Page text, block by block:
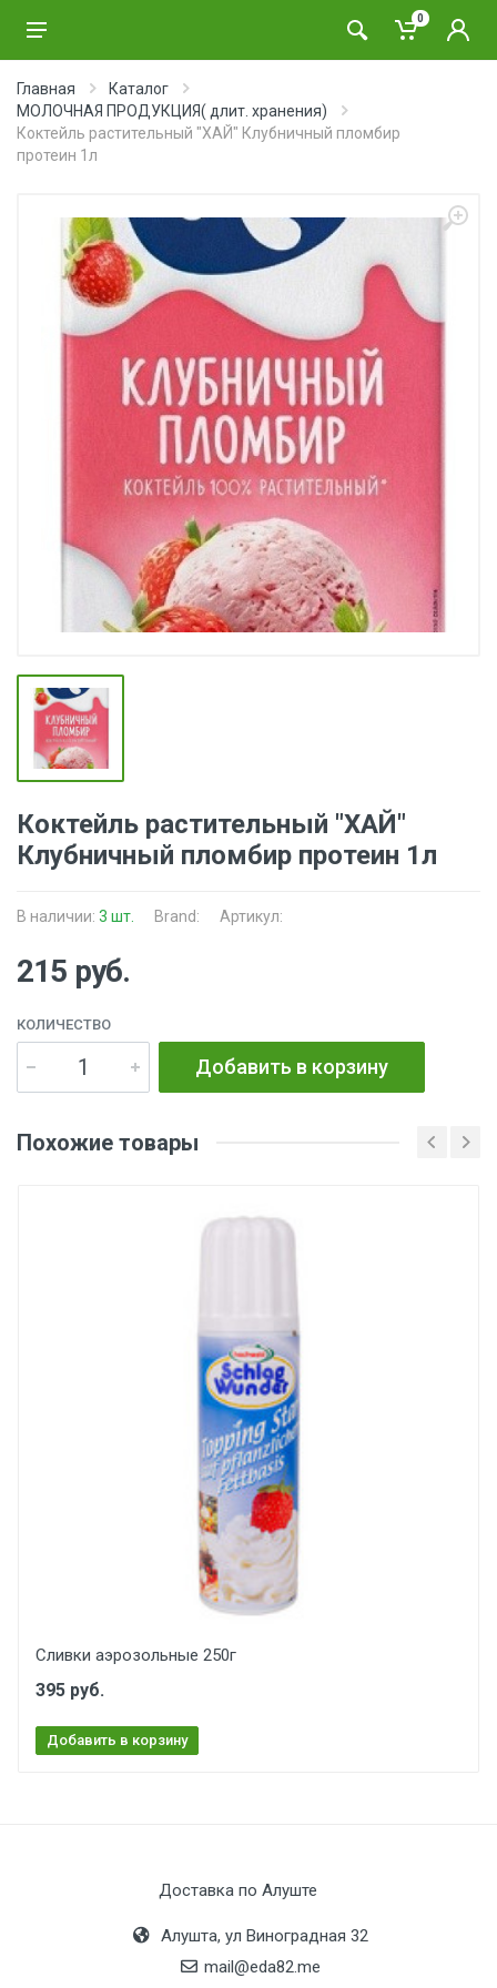
0
Главная
Каталог
МОЛОЧНАЯ ПРОДУКЦИЯ( длит. хранения)
Коктейль растительный "ХАЙ" Клубничный пломбир
протеин 1л
Коктейль растительный "ХАЙ"
Клубничный пломбир протеин 1л
В наличии: 3 шт. Brand: Артикул:
215 руб.
КОЛИЧЕСТВО
Добавить в корзину
Похожие товары
Сливки аэрозольные 250г
395 руб.
Добавить в корзину
Доставка по Алуште
Алушта, ул Виноградная 32
mail@eda82.me